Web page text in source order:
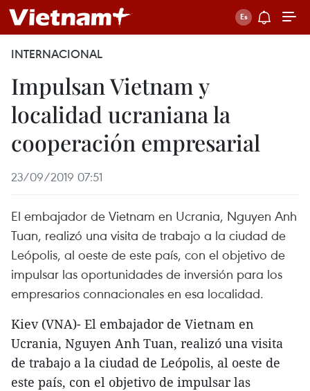
INTERNACIONAL
Impulsan Vietnam y
localidad ucraniana la
cooperación empresarial
23/09/2019 07:51
El embajador de Vietnam en Ucrania, Nguyen Anh
Tuan, realizó una visita de trabajo a la ciudad de
Leópolis, al oeste de este país, con el objetivo de
impulsar las oportunidades de inversión para los
empresarios connacionales en esa localidad.
Kiev (VNA)- El embajador de Vietnam en
Ucrania, Nguyen Anh Tuan, realizó una visita
de trabajo a la ciudad de Leópolis, al oeste de
este país, con el objetivo de impulsar las